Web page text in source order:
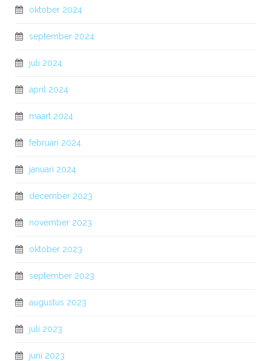
oktober 2024
september 2024
juli 2024
april 2024
maart 2024
februari 2024
januari 2024
december 2023
november 2023
oktober 2023
september 2023
augustus 2023
juli 2023
juni 2023